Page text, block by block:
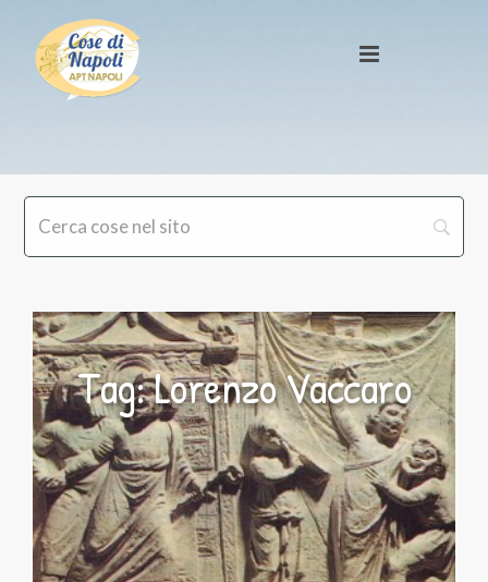
Tag: Lorenzo Vaccaro